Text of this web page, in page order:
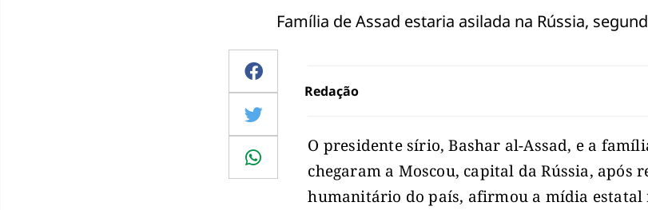
Família de Assad estaria asilada na Rússia,
Redação
O presidente sírio, Bashar al-Assad, e a
chegaram a Moscou, capital da Rússia, após
humanitário do país, afirmou a mídia estatal